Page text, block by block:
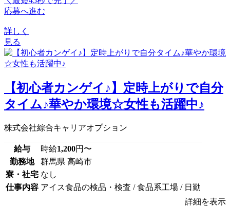
応募へ進む
詳しく
見る
【初心者カンゲイ♪】定時上がりで自分
タイム♪華やか環境☆女性も活躍中♪
株式会社綜合キャリアオプション
給与 時給1,200円〜
勤務地
群馬県 高崎市
寮・社宅 なし
仕事内容 アイス食品の検品・検査 / 食品系工場 / 日勤
詳細を表示